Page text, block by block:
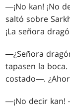
―¡No kan! ¡No
saltó sobre
¡La señora
―¿Señora
tapasen la
costado―.
―¡No decir